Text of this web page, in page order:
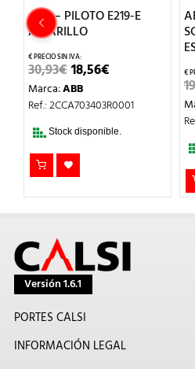
ABB – PILOTO E219-E
AMARILLO
30,93€EL
PRECIO
ORIGINAL
ERA:
18,56€
ES:
Marca:ABB
Ref.: 2CCA703403R0001
Stock disponible.
Versión 1.6.1
PORTES CALSI
INFORMACIÓN LEGAL